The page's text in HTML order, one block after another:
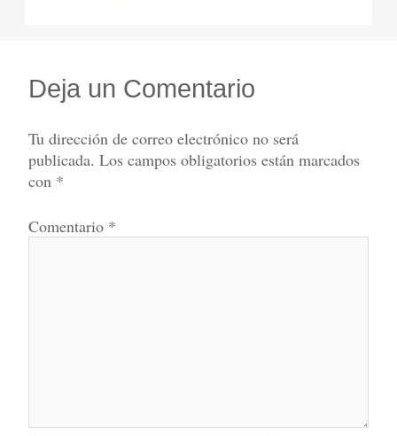
Deja un Comentario
Tu dirección de correo electrónico no será
publicada. Los campos obligatorios están marcados
con *
Comentario *